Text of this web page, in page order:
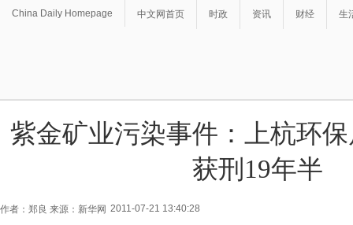
China Daily Homepage 中文网首页 时政 资讯 财经 生
紫金矿业污染事件：上杭环
获刑19年半
作者：郑良 来源：新华网 2011-07-21 13:40:28